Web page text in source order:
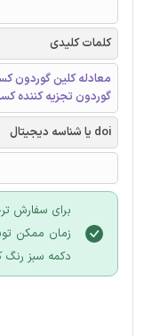
کلمات کلیدی
معادله کلین گوردون
گوردون تجزیه کننده
doi یا شناسه دیجیتال
برای سفارش
زمان ممکن
دکمه سبز رنگ